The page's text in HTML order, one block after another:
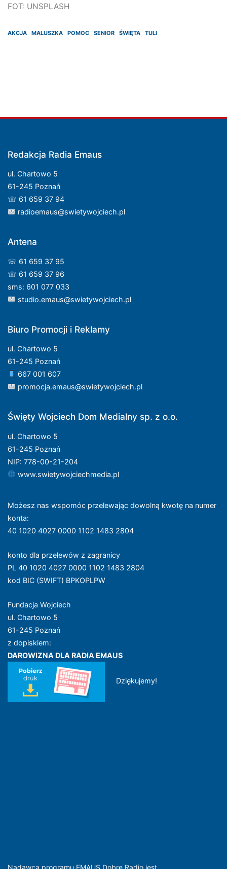
FOT: UNSPLASH
AKCJA MALUSZKA POMOC SENIOR ŚWIĘTA TULI
Redakcja Radia Emaus
ul. Chartowo 5
61-245 Poznań
☏ 61 659 37 94
radioemaus@swietywojciech.pl
Antena
☏ 61 659 37 95
☏ 61 659 37 96
sms: 601 077 033
studio.emaus@swietywojciech.pl
Biuro Promocji i Reklamy
ul. Chartowo 5
61-245 Poznań
667 001 607
promocja.emaus@swietywojciech.pl
Święty Wojciech Dom Medialny sp. z o.o.
ul. Chartowo 5
61-245 Poznań
NIP: 778-00-21-204
www.swietywojciechmedia.pl
Możesz nas wspomóc przelewając dowolną kwotę na numer
konta:
40 1020 4027 0000 1102 1483 2804
konto dla przelewów z zagranicy
PL 40 1020 4027 0000 1102 1483 2804
kod BIC (SWIFT) BPKOPLPW
Fundacja Wojciech
ul. Chartowo 5
61-245 Poznań
z dopiskiem:
DAROWIZNA DLA RADIA EMAUS
Dziękujemy!
Nadawcą programu EMAUS Dobre Radio jest